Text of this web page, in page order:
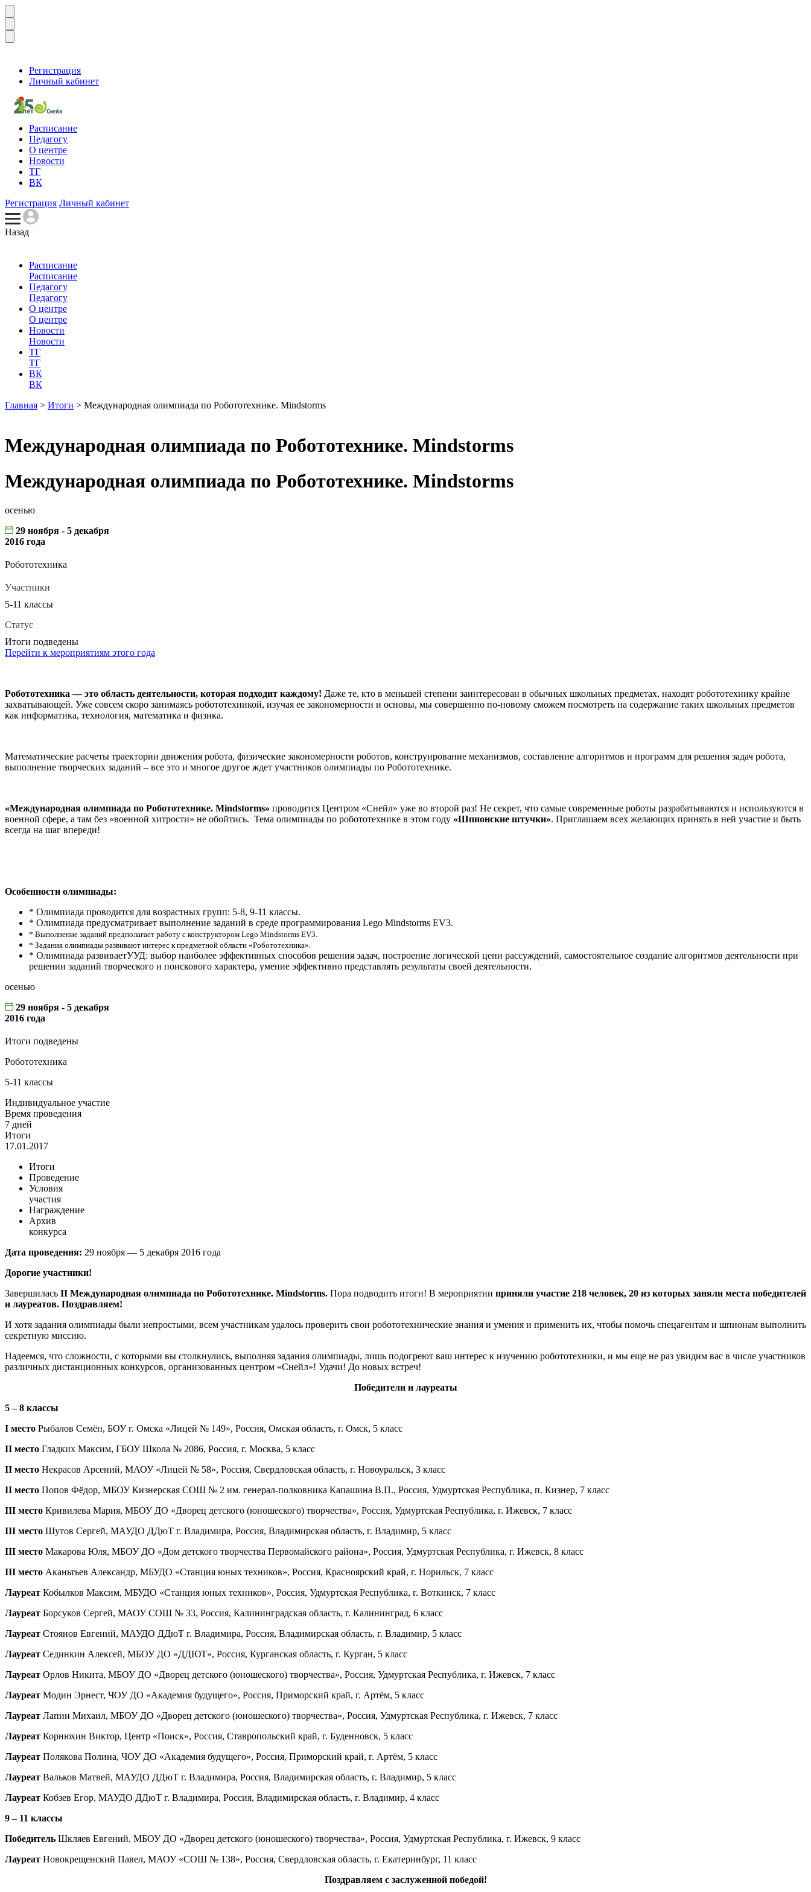
Регистрация
Личный кабинет
Расписание
Педагогу
О центре
Новости
ТГ
ВК
Регистрация Личный кабинет
Назад
Расписание
Расписание
Педагогу
Педагогу
О центре
О центре
Новости
Новости
ТГ
ТГ
ВК
ВК
Главная > Итоги > Международная олимпиада по Робототехнике. Mindstorms
Международная олимпиада по Робототехнике. Mindstorms
Международная олимпиада по Робототехнике. Mindstorms
осенью
29 ноября - 5 декабря
2016 года
Робототехника
Участники
5-11 классы
Статус
Итоги подведены
Перейти к мероприятиям этого года
Робототехника — это область деятельности, которая подходит каждому! Даже те, кто в меньшей степени заинтересован в обычных школьных предметах, находят робототехнику крайне
захватывающей. Уже совсем скоро занимаясь робототехникой, изучая ее закономерности и основы, мы совершенно по-новому сможем посмотреть на содержание таких школьных предметов
как информатика, технология, математика и физика.
Математические расчеты траектории движения робота, физические закономерности роботов, конструирование механизмов, составление алгоритмов и программ для решения задач робота,
выполнение творческих заданий – все это и многое другое ждет участников олимпиады по Робототехнике.
«Международная олимпиада по Робототехнике. Mindstorms» проводится Центром «Снейл» уже во второй раз! Не секрет, что самые современные роботы разрабатываются и используются в
военной сфере, а там без «военной хитрости» не обойтись. Тема олимпиады по робототехнике в этом году «Шпионские штучки». Приглашаем всех желающих принять в ней участие и быть
всегда на шаг впереди!
Особенности олимпиады:
* Олимпиада проводится для возрастных групп: 5-8, 9-11 классы.
* Олимпиада предусматривает выполнение заданий в среде программирования Lego Mindstorms EV3.
* Выполнение заданий предполагает работу с конструктором Lego Mindstorms EV3.
* Задания олимпиады развивают интерес к предметной области «Робототехника».
* Олимпиада развиваетУУД: выбор наиболее эффективных способов решения задач, построение логической цепи рассуждений, самостоятельное создание алгоритмов деятельности при
решении заданий творческого и поискового характера, умение эффективно представлять результаты своей деятельности.
осенью
29 ноября - 5 декабря
2016 года
Итоги подведены
Робототехника
5-11 классы
Индивидуальное участие
Время проведения
7 дней
Итоги
17.01.2017
Итоги
Проведение
Условия
участия
Награждение
Архив
конкурса
Дата проведения: 29 ноября — 5 декабря 2016 года
Дорогие участники!
Завершилась II Международная олимпиада по Робототехнике. Mindstorms. Пора подводить итоги! В мероприятии приняли участие 218 человек, 20 из которых заняли места победителей
и лауреатов. Поздравляем!
И хотя задания олимпиады были непростыми, всем участникам удалось проверить свои робототехнические знания и умения и применить их, чтобы помочь спецагентам и шпионам выполнить
секретную миссию.
Надеемся, что сложности, с которыми вы столкнулись, выполняя задания олимпиады, лишь подогреют ваш интерес к изучению робототехники, и мы еще не раз увидим вас в числе участников
различных дистанционных конкурсов, организованных центром «Снейл»! Удачи! До новых встреч!
Победители и лауреаты
5 – 8 классы
I место Рыбалов Семён, БОУ г. Омска «Лицей № 149», Россия, Омская область, г. Омск, 5 класс
II место Гладких Максим, ГБОУ Школа № 2086, Россия, г. Москва, 5 класс
II место Некрасов Арсений, МАОУ «Лицей № 58», Россия, Свердловская область, г. Новоуральск, 3 класс
II место Попов Фёдор, МБОУ Кизнерская СОШ № 2 им. генерал-полковника Капашина В.П., Россия, Удмуртская Республика, п. Кизнер, 7 класс
III место Кривилева Мария, МБОУ ДО «Дворец детского (юношеского) творчества», Россия, Удмуртская Республика, г. Ижевск, 7 класс
III место Шутов Сергей, МАУДО ДДюТ г. Владимира, Россия, Владимирская область, г. Владимир, 5 класс
III место Макарова Юля, МБОУ ДО «Дом детского творчества Первомайского района», Россия, Удмуртская Республика, г. Ижевск, 8 класс
III место Аканьтьев Александр, МБУДО «Станция юных техников», Россия, Красноярский край, г. Норильск, 7 класс
Лауреат Кобылков Максим, МБУДО «Станция юных техников», Россия, Удмуртская Республика, г. Воткинск, 7 класс
Лауреат Борсуков Сергей, МАОУ СОШ № 33, Россия, Калининградская область, г. Калининград, 6 класс
Лауреат Стоянов Евгений, МАУДО ДДюТ г. Владимира, Россия, Владимирская область, г. Владимир, 5 класс
Лауреат Сединкин Алексей, МБОУ ДО «ДДЮТ», Россия, Курганская область, г. Курган, 5 класс
Лауреат Орлов Никита, МБОУ ДО «Дворец детского (юношеского) творчества», Россия, Удмуртская Республика, г. Ижевск, 7 класс
Лауреат Модин Эрнест, ЧОУ ДО «Академия будущего», Россия, Приморский край, г. Артём, 5 класс
Лауреат Лапин Михаил, МБОУ ДО «Дворец детского (юношеского) творчества», Россия, Удмуртская Республика, г. Ижевск, 7 класс
Лауреат Корнюхин Виктор, Центр «Поиск», Россия, Ставропольский край, г. Буденновск, 5 класс
Лауреат Полякова Полина, ЧОУ ДО «Академия будущего», Россия, Приморский край, г. Артём, 5 класс
Лауреат Вальков Матвей, МАУДО ДДюТ г. Владимира, Россия, Владимирская область, г. Владимир, 5 класс
Лауреат Кобзев Егор, МАУДО ДДюТ г. Владимира, Россия, Владимирская область, г. Владимир, 4 класс
9 – 11 классы
Победитель Шкляев Евгений, МБОУ ДО «Дворец детского (юношеского) творчества», Россия, Удмуртская Республика, г. Ижевск, 9 класс
Лауреат Новокрещенский Павел, МАОУ «СОШ № 138», Россия, Свердловская область, г. Екатеринбург, 11 класс
Поздравляем с заслуженной победой!